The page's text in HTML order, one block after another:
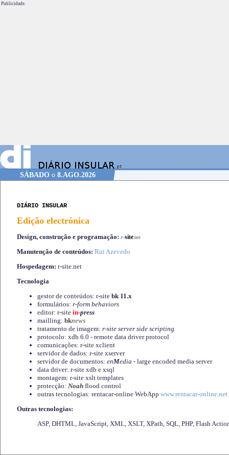
Publicidade.
SÁBADOo 8.AGO.2026
DIÁRIO INSULAR
Edição electrónica
Design, construção e programação: r-site.net
Manutenção de conteúdos: Rui Azevedo
Hospedagem: r-site.net
Tecnologia
gestor de conteúdos: r-site bk 11.x
formulários: r-form behaviors
editor: r-site in-press
mailling: bknews
tratamento de imagem: r-site server side scripting
protocolo: xdb 6.0 - remote data driver protocol
comunicações: r-site xclient
servidor de dados: r-site xserver
servidor de documentos: enMedia - large encoded media server
data driver: r-site xdb e xsql
montagem: r-site xslt templates
protecção: Noah flood control
outras tecnologias: rentacar-online WebApp www.rentacar-online.net
Outras tecnologias:
ASP, DHTML, JavaScript, XML, XSLT, XPath, SQL, PHP, Flash